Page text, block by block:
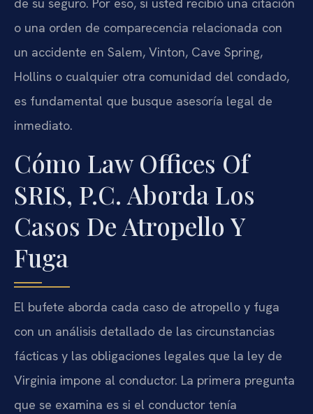
o una orden de comparecencia relacionada con
un accidente en Salem, Vinton, Cave Spring,
Hollins o cualquier otra comunidad del condado,
es fundamental que busque asesoría legal de
inmediato.
Cómo Law Offices Of
SRIS, P.C. Aborda Los
Casos De Atropello Y
Fuga
El bufete aborda cada caso de atropello y fuga
con un análisis detallado de las circunstancias
fácticas y las obligaciones legales que la ley de
Virginia impone al conductor. La primera pregunta
que se examina es si el conductor tenía